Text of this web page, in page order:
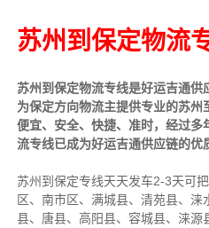
苏州到保定物流
苏州到保定物流专线是好运吉通供
为保定方向物流主提供专业的苏
便宜、安全、快捷、准时，经过
流专线已成为好运吉通供应链的优
苏州到保定专线天天发车2-3天可
区、南市区、满城县、清苑县、
县、唐县、高阳县、容城县、涞源